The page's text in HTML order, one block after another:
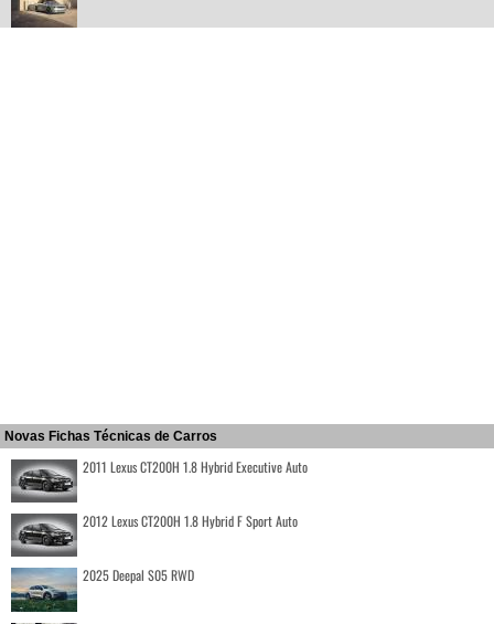
Novas Fichas Técnicas de Carros
2011 Lexus CT200H 1.8 Hybrid Executive Auto
2012 Lexus CT200H 1.8 Hybrid F Sport Auto
2025 Deepal S05 RWD